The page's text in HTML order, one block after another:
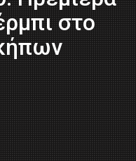
στο